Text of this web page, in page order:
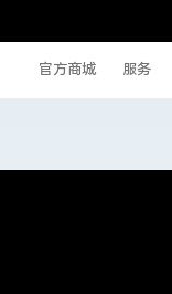
官方商城 服务